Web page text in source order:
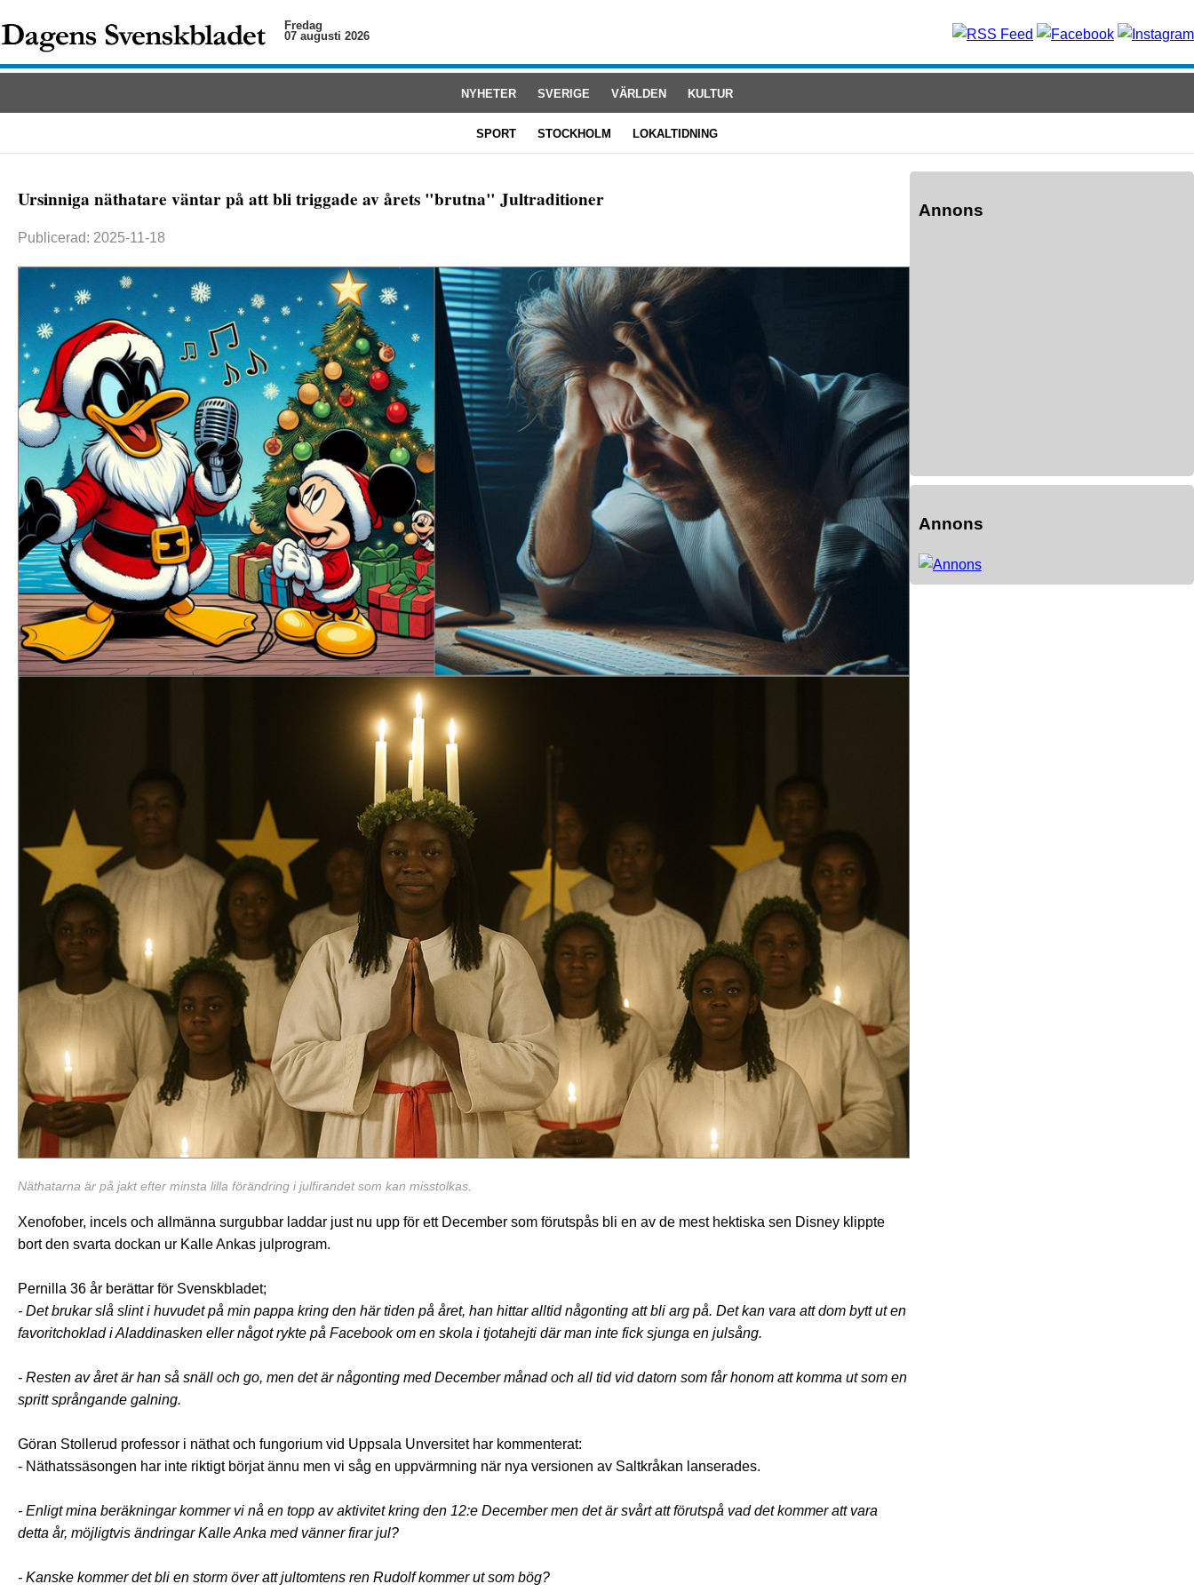
Fredag
07 augusti 2026
NYHETER SVERIGE VÄRLDEN KULTUR
SPORT STOCKHOLM LOKALTIDNING
Ursinniga näthatare väntar på att bli triggade av årets "brutna" Jultraditioner
Publicerad: 2025-11-18
Näthatarna är på jakt efter minsta lilla förändring i julfirandet som kan misstolkas.
Xenofober, incels och allmänna surgubbar laddar just nu upp för ett December som förutspås bli en av de mest hektiska sen Disney klippte
bort den svarta dockan ur Kalle Ankas julprogram.
Pernilla 36 år berättar för Svenskbladet;
- Det brukar slå slint i huvudet på min pappa kring den här tiden på året, han hittar alltid någonting att bli arg på. Det kan vara att dom bytt ut en
favoritchoklad i Aladdinasken eller något rykte på Facebook om en skola i tjotahejti där man inte fick sjunga en julsång.
- Resten av året är han så snäll och go, men det är någonting med December månad och all tid vid datorn som får honom att komma ut som en
spritt språngande galning.
Göran Stollerud professor i näthat och fungorium vid Uppsala Unversitet har kommenterat:
- Näthatssäsongen har inte riktigt börjat ännu men vi såg en uppvärmning när nya versionen av Saltkråkan lanserades.
- Enligt mina beräkningar kommer vi nå en topp av aktivitet kring den 12:e December men det är svårt att förutspå vad det kommer att vara
detta år, möjligtvis ändringar Kalle Anka med vänner firar jul?
- Kanske kommer det bli en storm över att jultomtens ren Rudolf kommer ut som bög?
Annons
Annons